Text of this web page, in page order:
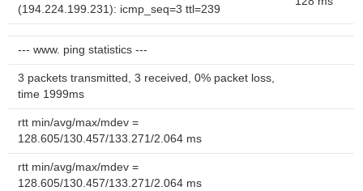
(194.224.199.231): icmp_seq=3 ttl=239
--- www. ping statistics ---
3 packets transmitted, 3 received, 0% packet loss,
time 1999ms
rtt min/avg/max/mdev =
128.605/130.457/133.271/2.064 ms
rtt min/avg/max/mdev =
128.605/130.457/133.271/2.064 ms